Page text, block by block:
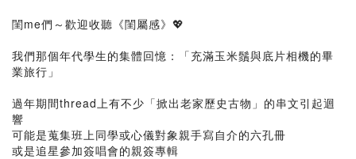
閨me們～歡迎收聽《閨屬感》💖
我們那個年代學生的集體回憶：「充滿玉米鬚與底片相機的畢
業旅行」
過年期間thread上有不少「掀出老家歷史古物」的串文引起迴
響
可能是蒐集班上同學或心儀對象親手寫自介的六孔冊
或是追星參加簽唱會的親簽專輯